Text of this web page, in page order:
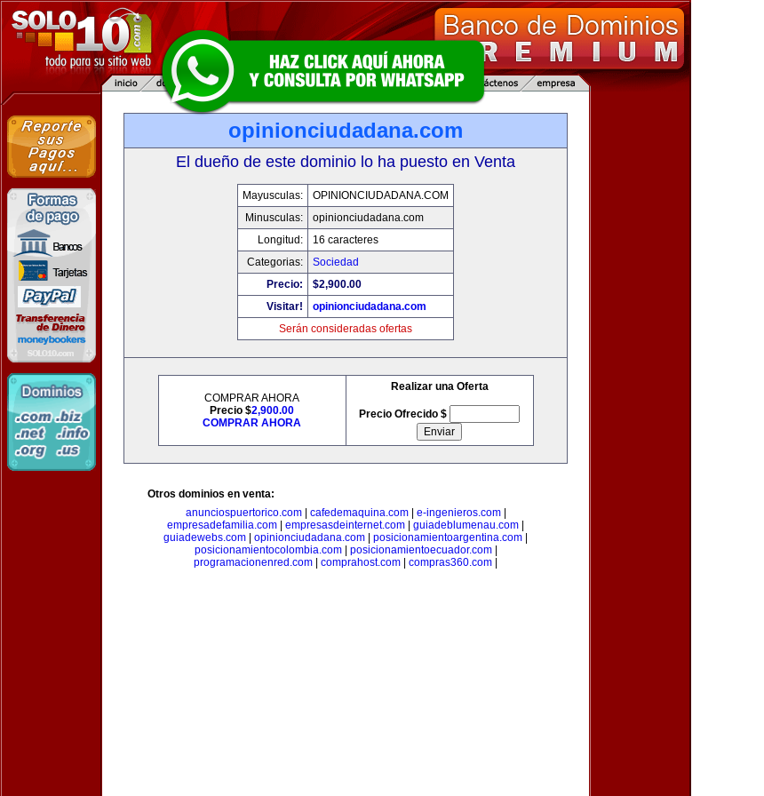
opinionciudadana.com
El dueño de este dominio lo ha puesto en Venta
Mayusculas:
OPINIONCIUDADANA.COM
Minusculas:
opinionciudadana.com
Longitud:
16 caracteres
Categorias:
Sociedad
Precio:
$2,900.00
Visitar!
opinionciudadana.com
Serán consideradas ofertas
COMPRAR AHORA
Precio $2,900.00
COMPRAR AHORA
Realizar una Oferta
Precio Ofrecido $
Otros dominios en venta:
anunciospuertorico.com| cafedemaquina.com| e-ingenieros.com|
empresadefamilia.com
empresasdeinternet.com guiadeblumenau.com
guiadewebs.com
opinionciudadana.com posicionamientoargentina.com
posicionamientocolombia.com| posicionamientoecuador.com|
programacionenred.com
comprahost.com compras360.com